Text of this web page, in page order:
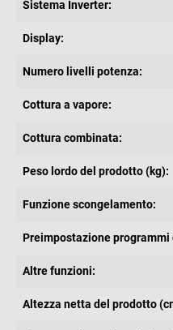
Sistema Inverter:
Display:
Numero livelli potenza:
Cottura a vapore:
Cottura combinata:
Peso lordo del prodotto (kg):
Funzione scongelamento:
Preimpostazione programmi
Altre funzioni:
Altezza netta del prodotto